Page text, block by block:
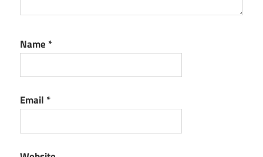
Name *
Email *